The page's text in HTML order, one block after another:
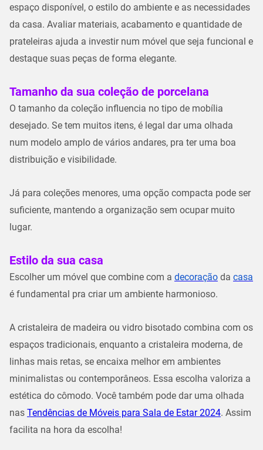
espaço disponível, o estilo do ambiente e as necessidades
da casa. Avaliar materiais, acabamento e quantidade de
prateleiras ajuda a investir num móvel que seja funcional e
destaque suas peças de forma elegante.
Tamanho da sua coleção de porcelana
O tamanho da coleção influencia no tipo de mobília
desejado. Se tem muitos itens, é legal dar uma olhada
num modelo amplo de vários andares, pra ter uma boa
distribuição e visibilidade.
Já para coleções menores, uma opção compacta pode ser
suficiente, mantendo a organização sem ocupar muito
lugar.
Estilo da sua casa
Escolher um móvel que combine com a decoração da casa
é fundamental pra criar um ambiente harmonioso.
A cristaleira de madeira ou vidro bisotado combina com os
espaços tradicionais, enquanto a cristaleira moderna, de
linhas mais retas, se encaixa melhor em ambientes
minimalistas ou contemporâneos. Essa escolha valoriza a
estética do cômodo. Você também pode dar uma olhada
nas Tendências de Móveis para Sala de Estar 2024. Assim
facilita na hora da escolha!